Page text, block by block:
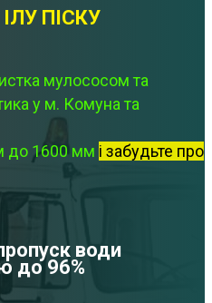
ПІСКУ
мулососом та
у м. Комуна та
до 1600 мм і забудьте про
води
до 96%